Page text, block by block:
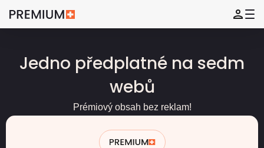
Jedno předplatné na sedm
webů
Prémiový obsah bez reklam!